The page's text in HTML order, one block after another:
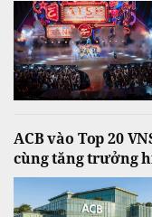
ACB vào Top 20
cùng tăng trưởng